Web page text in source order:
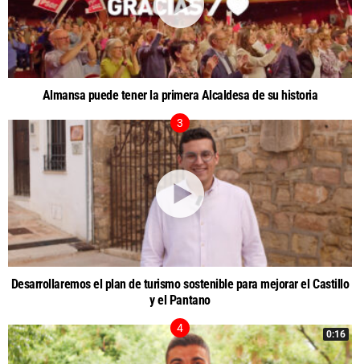
Almansa puede tener la primera Alcaldesa de su historia
Desarrollaremos el plan de turismo sostenible para mejorar el Castillo
y el Pantano
0:16